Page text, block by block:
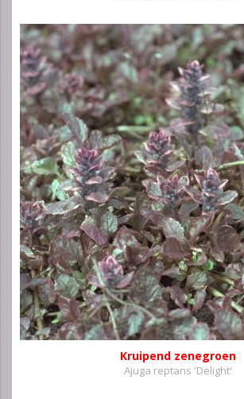
Kruipend zenegroen
Ajuga reptans 'Delight'